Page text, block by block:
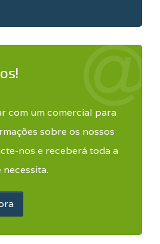
com um comercial para
sobre os nossos
nos e receberá toda a